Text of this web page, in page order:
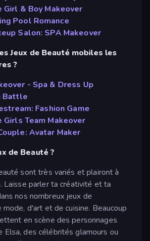
Girl & Boy Makeover
Pool Romance
Salon: SPA Makeover
Jeux de Beauté mobiles les
?
- Spa & Dress Up
Battle
Fashion Game
Girls Team Makeover
Avatar Maker
de Beauté ?
sont très variés et plairont à
Laisse parler ta créativité et ta
nos nombreux jeux de
mode, d'art et de cuisine. Beaucoup
en scène des personnages
Elsa, des célébrités glamours ou